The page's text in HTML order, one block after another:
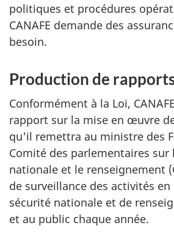
politiques et procédures
CANAFE demande des
besoin.
Production de
Conformément à la Loi,
rapport sur la mise en œuvre
qu'il remettra au ministre des
Comité des parlementaires sur
nationale et le renseignement
de surveillance des activités
sécurité nationale et de
et au public chaque année.